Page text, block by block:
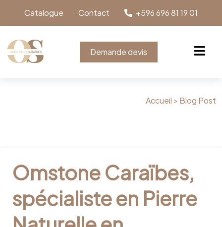
Catalogue Contact +596 696 81 19 01
Demande devis
Accueil > Blog Post
Omstone Caraïbes,
spécialiste en Pierre